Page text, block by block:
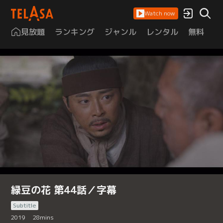
Watch now
見放題 ランキング ジャンル レンタル 無料
緑豆の花 第44話／字幕
Subtitle
2019
28mins